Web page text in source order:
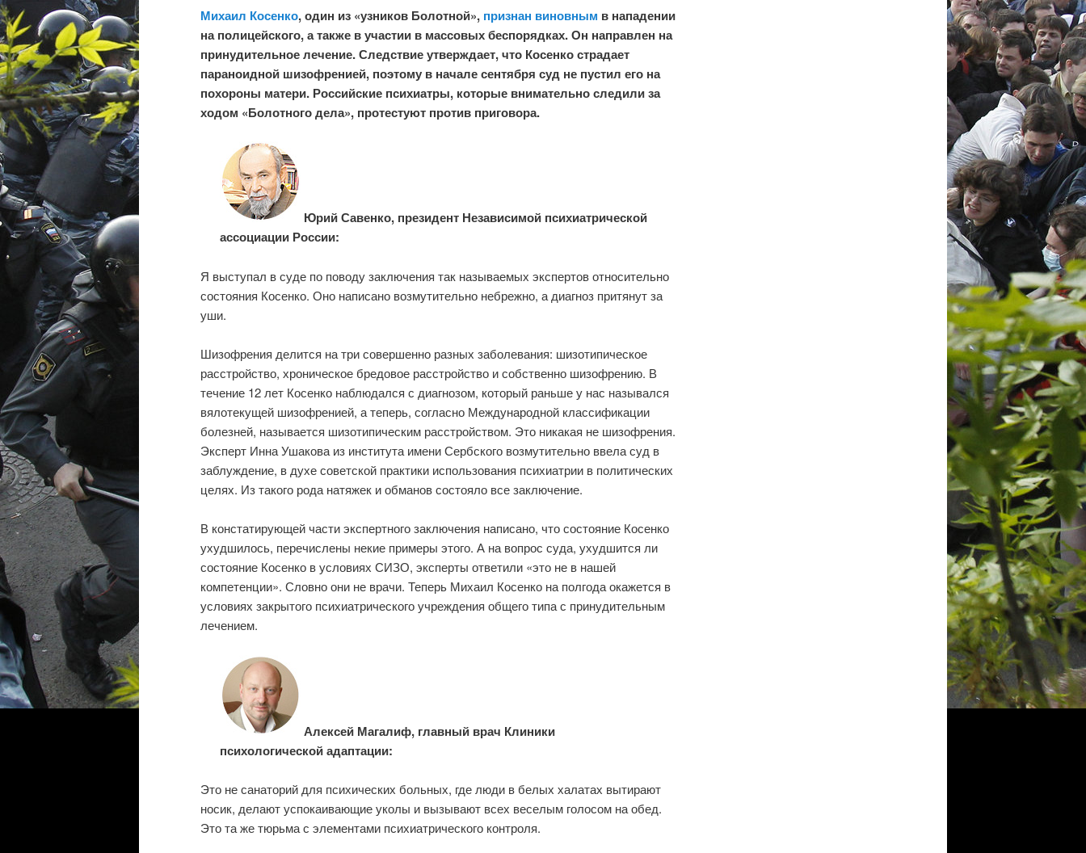
Михаил Косенко, один из «узников Болотной», признан виновным в нападении
на полицейского, а также в участии в массовых беспорядках.Он направлен на
принудительное лечение. Следствие утверждает, что Косенко страдает
параноидной шизофренией, поэтому в начале сентября суд не пустил его на
похороны матери. Российские психиатры, которые внимательно следили за
ходом «Болотного дела», протестуют против приговора.
Юрий Савенко, президент Независимой психиатрической
ассоциации России:
Я выступал в суде по поводу заключения так называемых экспертов относительно
состояния Косенко. Оно написано возмутительно небрежно, а диагноз притянут за
уши.
Шизофрения делится на три совершенно разных заболевания: шизотипическое
расстройство, хроническое бредовое расстройство и собственно шизофрению. В
течение 12 лет Косенко наблюдался с диагнозом, который раньше у нас назывался
вялотекущей шизофренией, а теперь, согласно Международной классификации
болезней, называется шизотипическим расстройством. Это никакая не шизофрения.
Эксперт Инна Ушакова из института имени Сербского возмутительно ввела суд в
заблуждение, в духе советской практики использования психиатрии в политических
целях. Из такого рода натяжек и обманов состояло все заключение.
В констатирующей части экспертного заключения написано, что состояние Косенко
ухудшилось, перечислены некие примеры этого. А на вопрос суда, ухудшится ли
состояние Косенко в условиях СИЗО, эксперты ответили «это не в нашей
компетенции». Словно они не врачи. Теперь Михаил Косенко на полгода окажется в
условиях закрытого психиатрического учреждения общего типа с принудительным
лечением.
Алексей Магалиф, главный врач Клиники
психологической адаптации:
Это не санаторий для психических больных, где люди в белых халатах вытирают
носик, делают успокаивающие уколы и вызывают всех веселым голосом на обед.
Это та же тюрьма с элементами психиатрического контроля.